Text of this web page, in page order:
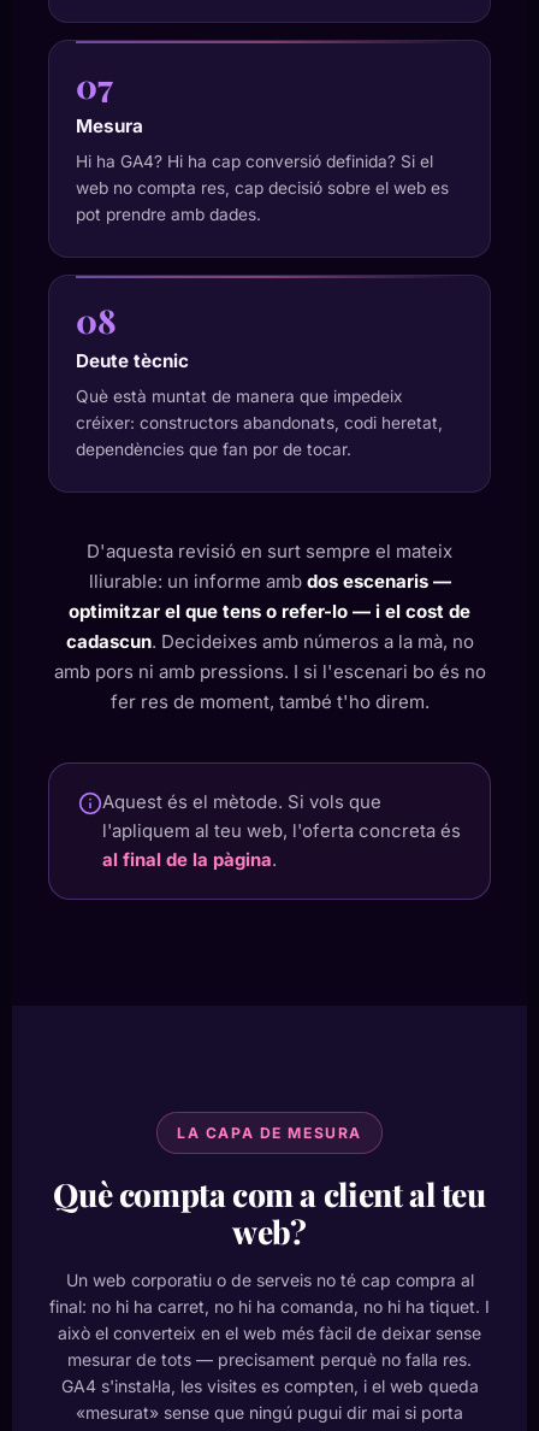
07
Mesura
Hi ha GA4? Hi ha cap conversió definida? Si el
web no compta res, cap decisió sobre el web es
pot prendre amb dades.
08
Deute tècnic
Què està muntat de manera que impedeix
créixer: constructors abandonats, codi heretat,
dependències que fan por de tocar.
D'aquesta revisió en surt sempre el mateix
lliurable: un informe amb dos escenaris —
optimitzar el que tens o refer-lo — i el cost de
cadascun. Decideixes amb números a la mà, no
amb pors ni amb pressions. I si l'escenari bo és no
fer res de moment, també t'ho direm.
Aquest és el mètode. Si vols que
l'apliquem al teu web, l'oferta concreta és
al final de la pàgina.
LA CAPA DE MESURA
Què compta com a client al teu
web?
Un web corporatiu o de serveis no té cap compra al
final: no hi ha carret, no hi ha comanda, no hi ha tiquet. I
això el converteix en el web més fàcil de deixar sense
mesurar de tots — precisament perquè no falla res.
GA4 s'instal·la, les visites es compten, i el web queda
«mesurat» sense que ningú pugui dir mai si porta